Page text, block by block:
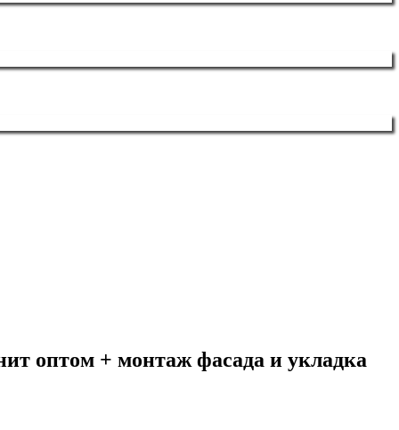
оптом + монтаж фасада и укладка